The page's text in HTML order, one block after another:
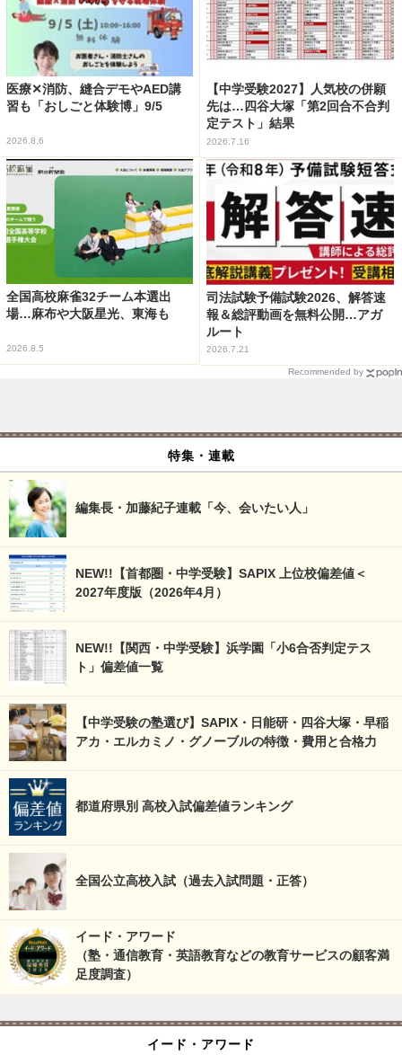
医療✕消防、縫合デモやAED講
習も「おしごと体験博」9/5
2026.8.6
【中学受験2027】人気校の併願
先は…四谷大塚「第2回合不合判
定テスト」結果
2026.7.16
全国高校麻雀32チーム本選出
場…麻布や大阪星光、東海も
2026.8.5
司法試験予備試験2026、解答速
報＆総評動画を無料公開…アガ
ルート
2026.7.21
Recommended by
特集・連載
編集長・加藤紀子連載「今、会いたい人」
NEW!!【首都圏・中学受験】SAPIX 上位校偏差値＜
2027年度版（2026年4月）
NEW!!【関西・中学受験】浜学園「小6合否判定テス
ト」偏差値一覧
【中学受験の塾選び】SAPIX・日能研・四谷大塚・早稲
アカ・エルカミノ・グノーブルの特徴・費用と合格力
都道府県別 高校入試偏差値ランキング
全国公立高校入試（過去入試問題・正答）
イード・アワード
（塾・通信教育・英語教育などの教育サービスの顧客満
足度調査）
イード・アワード